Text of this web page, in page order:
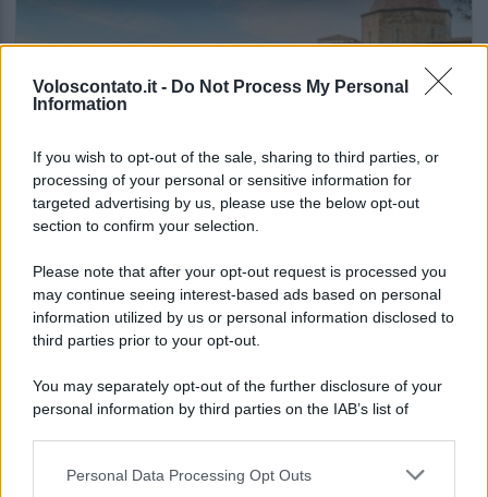
Voloscontato.it - Do Not Process My Personal
Information
If you wish to opt-out of the sale, sharing to third parties, or
processing of your personal or sensitive information for
targeted advertising by us, please use the below opt-out
section to confirm your selection.
Please note that after your opt-out request is processed you
may continue seeing interest-based ads based on personal
information utilized by us or personal information disclosed to
third parties prior to your opt-out.
You may separately opt-out of the further disclosure of your
personal information by third parties on the IAB’s list of
This information may also be disclosed by us to third parties
Personal Data Processing Opt Outs
ITALIA
Le vacanze non sono più quelle di una volta:
il report che svela cosa sta cambiando
Lo sapevi che...
I Paesi dove puoi vivere una vacanza
in campeggio spendendo molto meno
del previsto